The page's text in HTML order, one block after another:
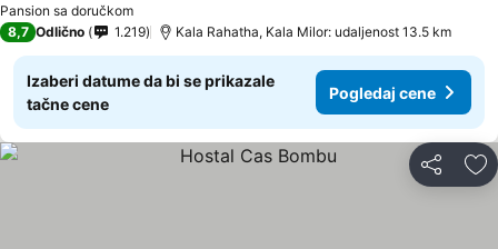
Pansion sa doručkom
8,7 Odlično 1.219 Kala Rahatha, Kala Milor: udaljenost 13.5 km
Izaberi datume da bi se prikazale
tačne cene
Pogledaj cene
Deli